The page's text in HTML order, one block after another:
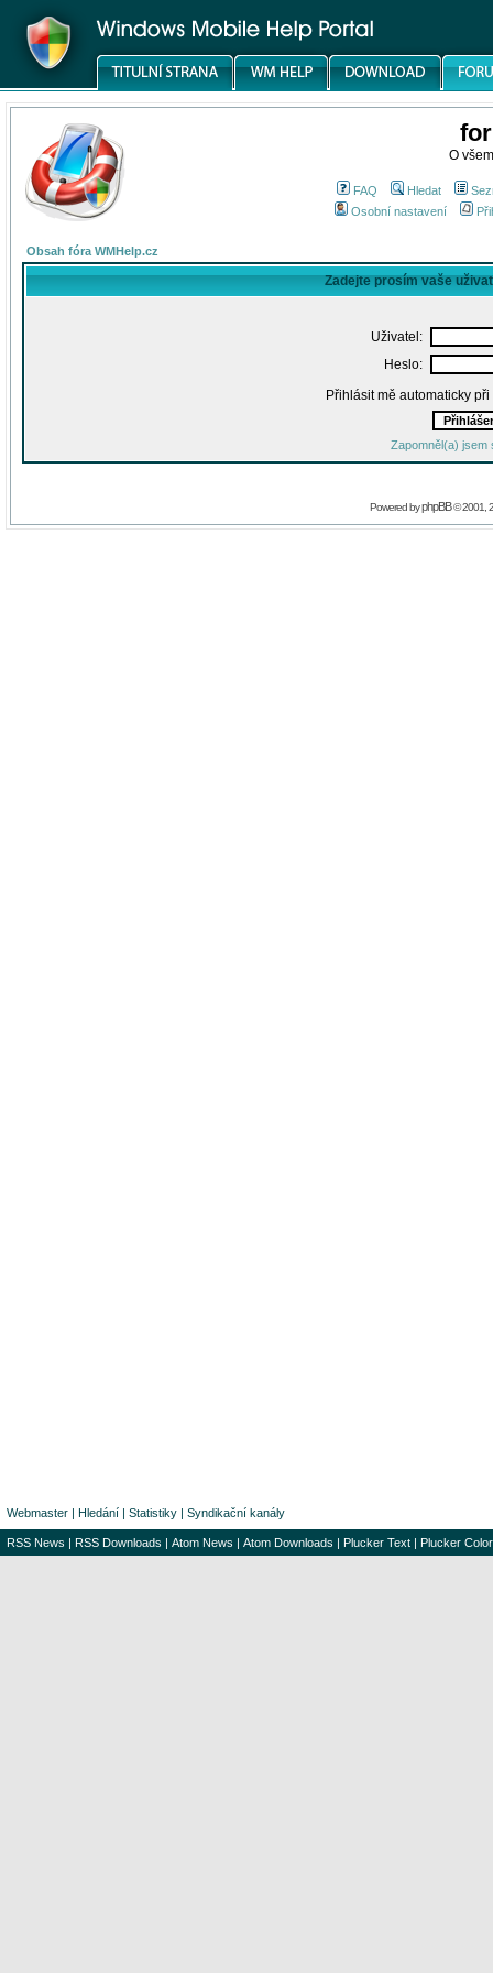
O
FAQ Hledat
Osobní nastavení
Obsah fóra WMHelp.cz
Zadejte prosím vaše
Uživatel:
Heslo:
Přihlásit mě automaticky
Zapomněl(a) jsem
Powered byphpBB© 2001,
Webmaster | Hledání | Statistiky | Syndikační kanály
RSS News | RSS Downloads | Atom News | Atom Downloads | Plucker Text | Plucker Color